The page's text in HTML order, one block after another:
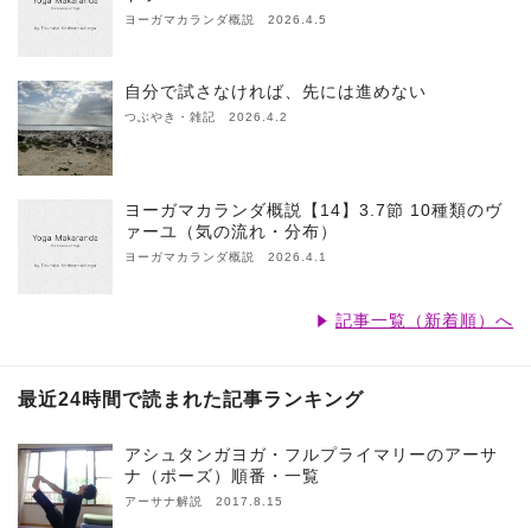
ヨーガマカランダ概説 2026.4.5
自分で試さなければ、先には進めない
つぶやき・雑記 2026.4.2
ヨーガマカランダ概説【14】3.7節 10種類のヴ
ァーユ（気の流れ・分布）
ヨーガマカランダ概説 2026.4.1
記事一覧（新着順）へ
最近24時間で読まれた記事ランキング
アシュタンガヨガ・フルプライマリーのアーサ
ナ（ポーズ）順番・一覧
アーサナ解説 2017.8.15